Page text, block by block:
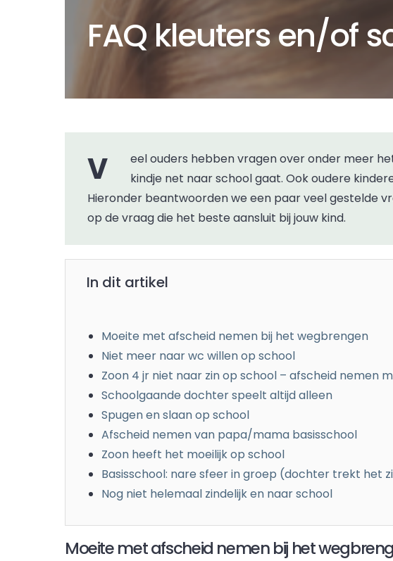
FAQ kleuters en/of
Veel ouders hebben vragen over onder meer het gedrag van hun kleuter, zeker als het
kindje net naar school gaat. Ook oudere
Hieronder beantwoorden we een paar veel gestelde
op de vraag die het beste aansluit bij jouw kind.
In dit artikel
Moeite met afscheid nemen bij het wegbrengen
Niet meer naar wc willen op school
Zoon 4 jr niet naar zin op school – afscheid nemen
Schoolgaande dochter speelt altijd alleen
Spugen en slaan op school
Afscheid nemen van papa/mama basisschool
Zoon heeft het moeilijk op school
Basisschool: nare sfeer in groep (dochter trekt het
Nog niet helemaal zindelijk en naar school
Moeite met afscheid nemen bij het